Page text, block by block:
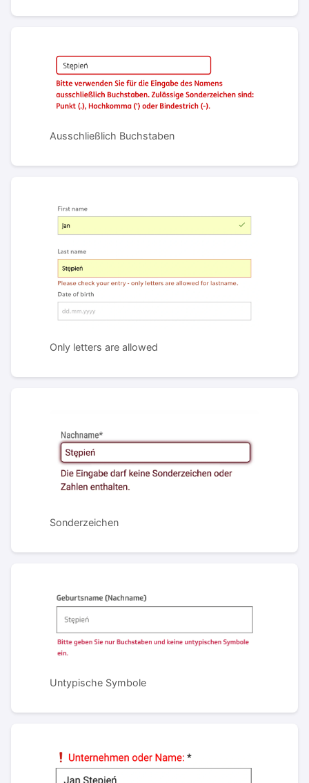
Ausschließlich Buchstaben
Only letters are allowed
Sonderzeichen
Untypische Symbole